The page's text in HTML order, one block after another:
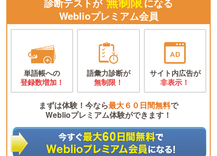
Weblioプレミアム会員
単語帳への
登録数増加！
語彙力診断が
無制限！
サイト内広告が
非表示！
まずは体験！今なら最大６０日間無料で
Weblioプレミアム体験ができます！